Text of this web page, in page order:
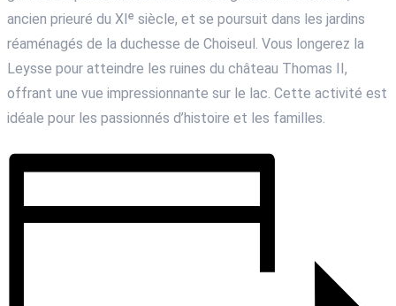
ancien prieuré du XIᵉ siècle, et se poursuit dans les jardins
réaménagés de la duchesse de Choiseul. Vous longerez la
Leysse pour atteindre les ruines du château Thomas II,
offrant une vue impressionnante sur le lac. Cette activité est
idéale pour les passionnés d’histoire et les familles.